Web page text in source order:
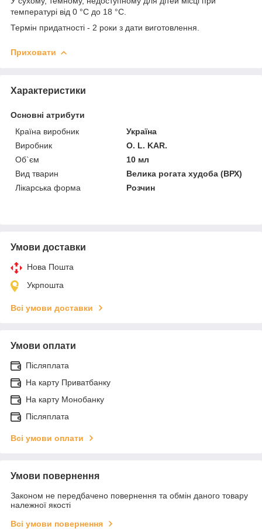
температурі від 0 °С до 18 °С.
Термін придатності - 2 роки з дати виготовлення.
Приховати
Характеристики
Основні атрибути
Країна виробник
Україна
Виробник
O. L. KAR.
Об`єм
10 мл
Вид тварин
Велика рогата худоба (ВРХ)
Лікарська форма
Розчин
Умови доставки
Нова Пошта
Укрпошта
Всі умови доставки
Умови оплати
Післяплата
На карту Приватбанку
На карту Монобанку
Післяплата
Всі умови оплати
Умови повернення
Законом не передбачено повернення та обмін даного товару
належної якості
Всі умови повернення